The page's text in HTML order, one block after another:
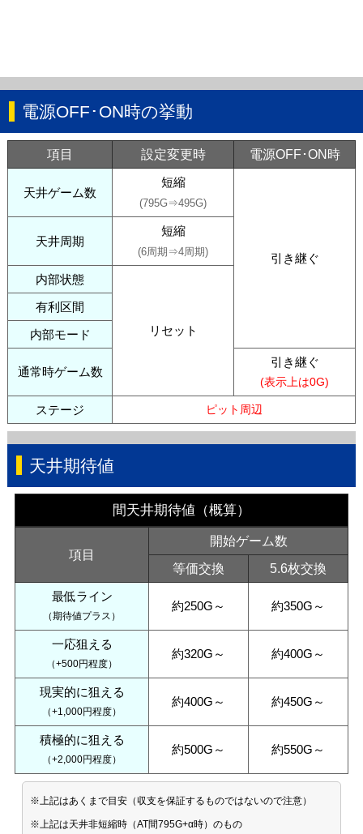
電源OFF･ON時の挙動
項目 設定変更時 電源OFF･ON時
天井ゲーム数
短縮
(795G⇒495G)
引き継ぐ
天井周期
短縮
(6周期⇒4周期)
内部状態
リセット
有利区間
内部モード
通常時ゲーム数
引き継ぐ
(表示上は0G)
ステージ ピット周辺
天井期待値
間天井期待値（概算）
項目
開始ゲーム数
等価交換
5.6枚交換
最低ライン
（期待値プラス）
約250G～ 約350G～
一応狙える
（+500円程度）
約320G～ 約400G～
現実的に狙える
（+1,000円程度）
約400G～ 約450G～
積極的に狙える
（+2,000円程度）
約500G～ 約550G～
※上記はあくまで目安（収支を保証するものではないので注意）
※上記は天井非短縮時（AT間795G+α時）のもの